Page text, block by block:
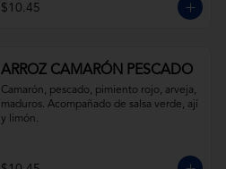
$10.45
ARROZ CAMARÓN PESCADO
Camarón, pescado, pimiento rojo, arveja,
maduros. Acompañado de salsa verde, ají
y limón.